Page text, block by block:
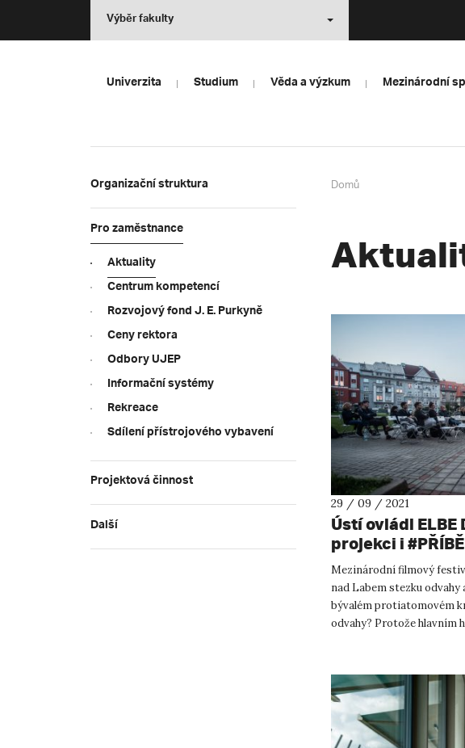
Výběr fakulty
Univerzita Studium Věda a výzkum Mezinárodní
Organizační struktura
Pro zaměstnance
Aktuality
Centrum kompetencí
Rozvojový fond J. E. Purkyně
Ceny rektora
Odbory UJEP
Informační systémy
Rekreace
Sdílení přístrojového vybavení
Projektová činnost
Další
Domů
29 / 09 / 2021
Ústí ovládl ELBE
projekci i
Mezinárodní filmový
nad Labem stezku
bývalém protiatomovém
odvahy? Protože hlavním